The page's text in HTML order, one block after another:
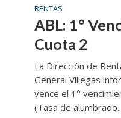
RENTAS
ABL: 1°
Cuota 2
La Dirección de
General Villegas
vence el 1°
(Tasa de